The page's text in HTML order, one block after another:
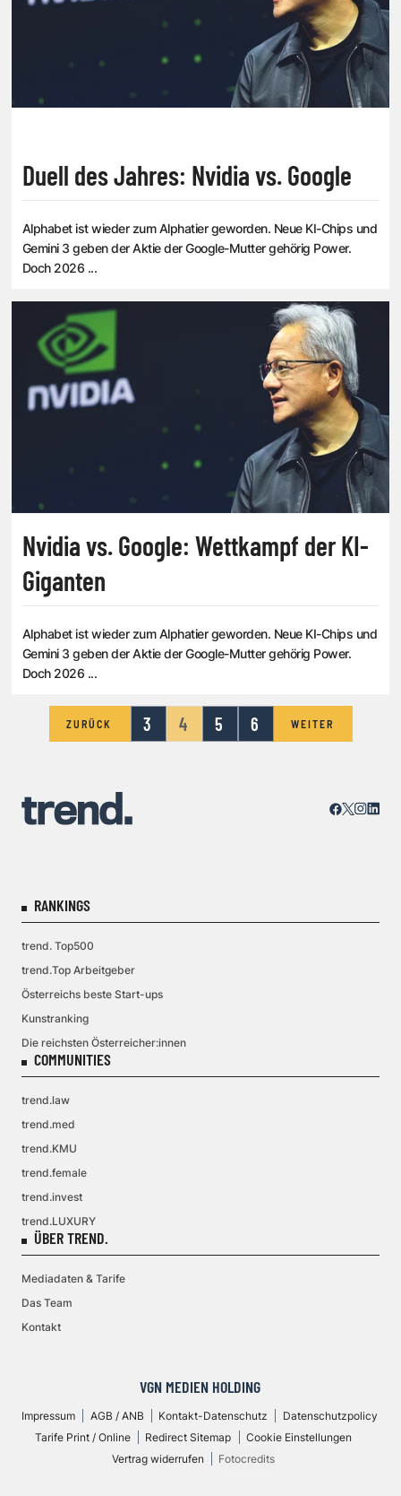
Duell des Jahres: Nvidia vs. Google
Alphabet ist wieder zum Alphatier geworden. Neue KI-Chips und
Gemini 3 geben der Aktie der Google-Mutter gehörig Power.
Doch 2026 ...
Nvidia vs. Google: Wettkampf der KI-
Giganten
Alphabet ist wieder zum Alphatier geworden. Neue KI-Chips und
Gemini 3 geben der Aktie der Google-Mutter gehörig Power.
Doch 2026 ...
ZURÜCK 3 4 5 6 WEITER
RANKINGS
trend. Top500
trend.Top Arbeitgeber
Österreichs beste Start-ups
Kunstranking
Die reichsten Österreicher:innen
COMMUNITIES
trend.law
trend.med
trend.KMU
trend.female
trend.invest
trend.LUXURY
ÜBER TREND.
Mediadaten & Tarife
Das Team
Kontakt
VGN MEDIEN HOLDING
Impressum AGB / ANB Kontakt-Datenschutz
Datenschutzpolicy
Tarife Print / Online
Redirect Sitemap
Cookie Einstellungen
Vertrag widerrufen
Fotocredits